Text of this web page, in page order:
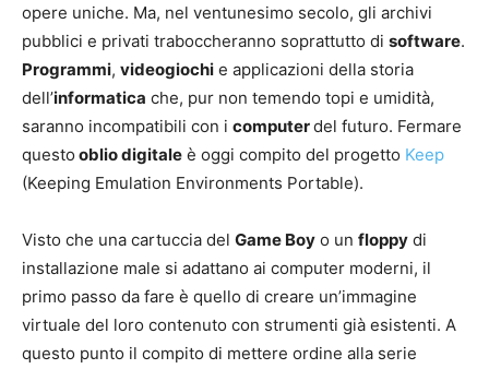
opere uniche. Ma, nel ventunesimo secolo, gli archivi
pubblici e privati traboccheranno soprattutto di software.
Programmi, videogiochi e applicazioni della storia
dell’informatica che, pur non temendo topi e umidità,
saranno incompatibili con i computerdel futuro. Fermare
questo oblio digitale è oggi compito del progetto Keep
(Keeping Emulation Environments Portable).
Visto che una cartuccia del Game Boy o un floppy di
installazione male si adattano ai computer moderni, il
primo passo da fare è quello di creare un’immagine
virtuale del loro contenuto con strumenti già esistenti. A
questo punto il compito di mettere ordine alla serie